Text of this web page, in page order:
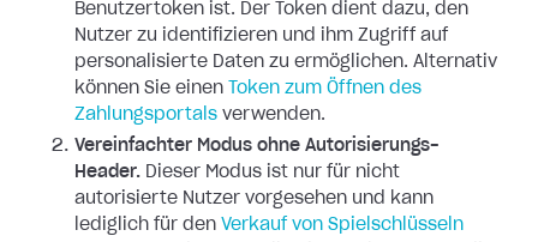
Benutzertoken ist. Der Token dient dazu, den
Nutzer zu identifizieren und ihm Zugriff auf
personalisierte Daten zu ermöglichen. Alternativ
können Sie einen
Token zum Öffnen des
Zahlungsportals verwenden.
Vereinfachter Modus ohne Autorisierungs-
Header. Dieser Modus ist nur für nicht
autorisierte Nutzer vorgesehen und kann
lediglich für den Verkauf von Spielschlüsseln